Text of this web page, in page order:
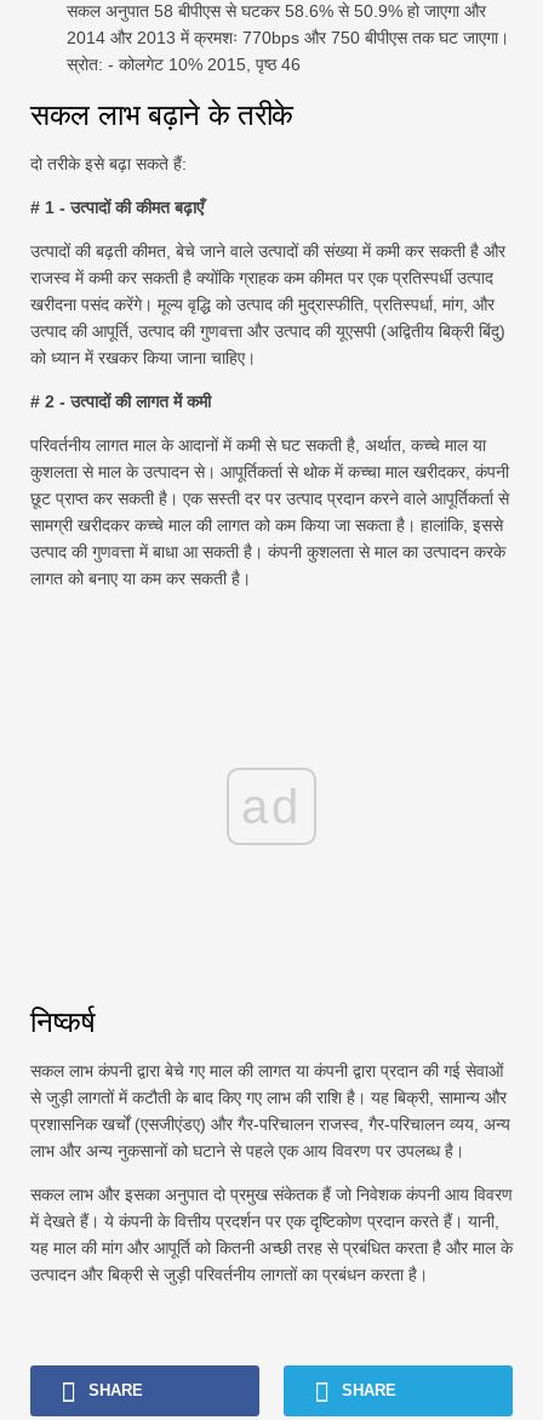
सकल अनुपात 58 बीपीएस से घटकर 58.6% से 50.9% हो जाएगा और
2014 और 2013 में क्रमशः 770bps और 750 बीपीएस तक घट जाएगा।
स्रोत: - कोलगेट 10% 2015, पृष्ठ 46
सकल लाभ बढ़ाने के तरीके
दो तरीके इसे बढ़ा सकते हैं:
# 1 - उत्पादों की कीमत बढ़ाएँ
उत्पादों की बढ़ती कीमत, बेचे जाने वाले उत्पादों की संख्या में कमी कर सकती है और
राजस्व में कमी कर सकती है क्योंकि ग्राहक कम कीमत पर एक प्रतिस्पर्धी उत्पाद
खरीदना पसंद करेंगे। मूल्य वृद्धि को उत्पाद की मुद्रास्फीति, प्रतिस्पर्धा, मांग, और
उत्पाद की आपूर्ति, उत्पाद की गुणवत्ता और उत्पाद की यूएसपी (अद्वितीय बिक्री बिंदु)
को ध्यान में रखकर किया जाना चाहिए।
# 2 - उत्पादों की लागत में कमी
परिवर्तनीय लागत माल के आदानों में कमी से घट सकती है, अर्थात, कच्चे माल या
कुशलता से माल के उत्पादन से। आपूर्तिकर्ता से थोक में कच्चा माल खरीदकर, कंपनी
छूट प्राप्त कर सकती है। एक सस्ती दर पर उत्पाद प्रदान करने वाले आपूर्तिकर्ता से
सामग्री खरीदकर कच्चे माल की लागत को कम किया जा सकता है। हालांकि, इससे
उत्पाद की गुणवत्ता में बाधा आ सकती है। कंपनी कुशलता से माल का उत्पादन करके
लागत को बनाए या कम कर सकती है।
ad
निष्कर्ष
सकल लाभ कंपनी द्वारा बेचे गए माल की लागत या कंपनी द्वारा प्रदान की गई सेवाओं
से जुड़ी लागतों में कटौती के बाद किए गए लाभ की राशि है। यह बिक्री, सामान्य और
प्रशासनिक खर्चों (एसजीएंडए) और गैर-परिचालन राजस्व, गैर-परिचालन व्यय, अन्य
लाभ और अन्य नुकसानों को घटाने से पहले एक आय विवरण पर उपलब्ध है।
सकल लाभ और इसका अनुपात दो प्रमुख संकेतक हैं जो निवेशक कंपनी आय विवरण
में देखते हैं। ये कंपनी के वित्तीय प्रदर्शन पर एक दृष्टिकोण प्रदान करते हैं। यानी,
यह माल की मांग और आपूर्ति को कितनी अच्छी तरह से प्रबंधित करता है और माल के
उत्पादन और बिक्री से जुड़ी परिवर्तनीय लागतों का प्रबंधन करता है।
SHARE SHARE